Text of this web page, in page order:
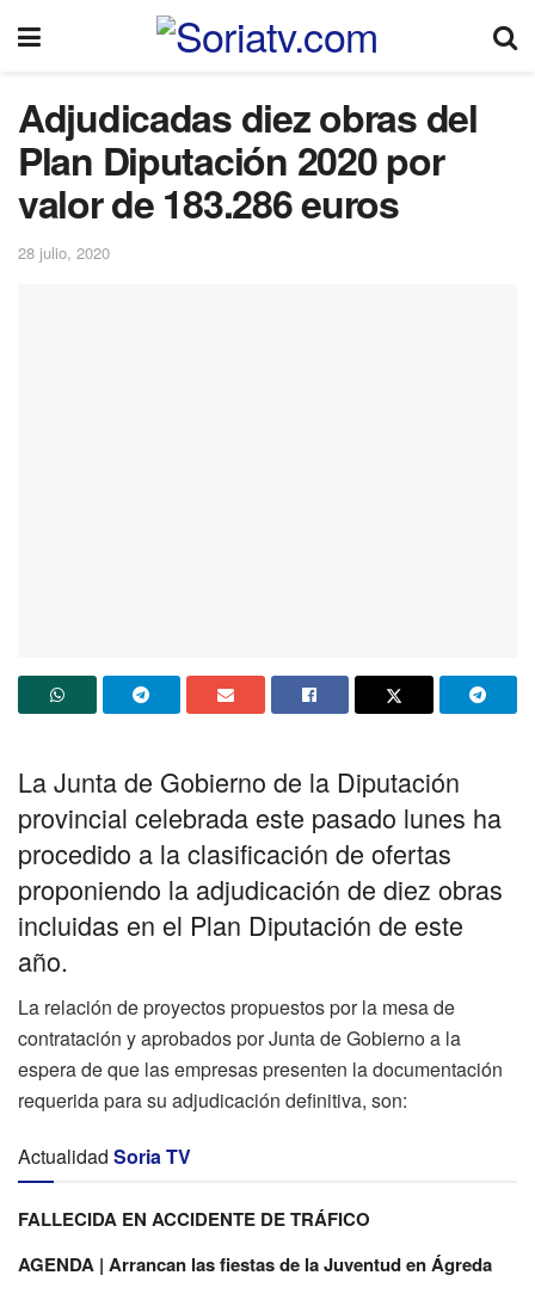
Adjudicadas diez obras del
Plan Diputación 2020 por
valor de 183.286 euros
28 julio, 2020
La Junta de Gobierno de la Diputación
provincial celebrada este pasado lunes ha
procedido a la clasificación de ofertas
proponiendo la adjudicación de diez obras
incluidas en el Plan Diputación de este
año.
La relación de proyectos propuestos por la mesa de
contratación y aprobados por Junta de Gobierno a la
espera de que las empresas presenten la documentación
requerida para su adjudicación definitiva, son:
Actualidad Soria TV
FALLECIDA EN ACCIDENTE DE TRÁFICO
AGENDA | Arrancan las fiestas de la Juventud en Ágreda